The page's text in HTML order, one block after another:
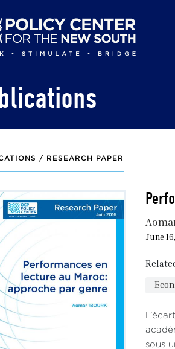
/ RESEARCH PAPER
June
sous